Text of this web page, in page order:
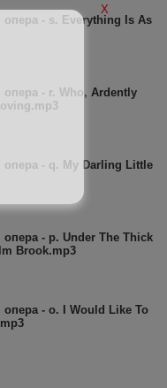
опера - s. Everything Is As
- r. Who, Ardently
опера - q. My Darling Little
- p. Under The Thick
Brook.mp3
опера - o. I Would Like To
X